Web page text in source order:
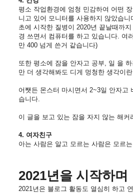
평소 작업환경에 엄청 민감하여 어떤
니고 있어 모니터를 사용하지 않았습
초에 시작한 질병이 2020년 끝날때까
경 쓰면서 컴퓨터를 하고 있습니다. 여
만 400 넘게 쓴거 같습니다)
또한 평소에 잠을 안자고 공부, 일 을
만 더 생각해봐도 디게 멍청한 생각이
어쨋든 몬스터 마시면서 2~3일 안자고
습니다.
이 글을 보고 있는 잠을 자지 않는 해
4. 여자친구
아는 사람은 알고 모르는 사람은 모르
2021년을 시작하며
2021년은 블로그 활동도 열심히 하고